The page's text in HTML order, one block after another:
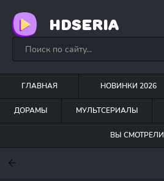
HDSERIA
ГЛАВНАЯ НОВИНКИ 2026
ДОРАМЫ МУЛЬТСЕРИАЛЫ
ВЫ СМОТРЕЛИ